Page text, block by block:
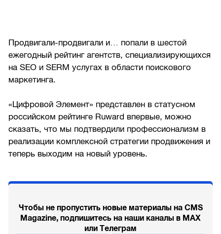
Продвигали-продвигали и… попали в шестой
ежегодный рейтинг агентств, специализирующихся
на SEO и SERM услугах в области поискового
маркетинга.
«Цифровой Элемент» представлен в статусном
российском рейтинге Ruward впервые, можно
сказать, что мы подтвердили профессионализм в
реализации комплексной стратегии продвижения и
теперь выходим на новый уровень.
Чтобы не пропустить новые материалы на CMS
Magazine, подпишитесь на наши каналы в MAX
или Телеграм